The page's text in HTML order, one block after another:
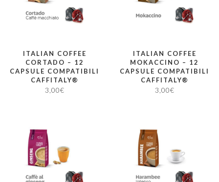
ITALIAN COFFEE
CORTADO – 12
CAPSULE COMPATIBILI
CAFFITALY®
3,00€
ITALIAN COFFEE
MOKACCINO – 12
CAPSULE COMPATIBILI
CAFFITALY®
3,00€